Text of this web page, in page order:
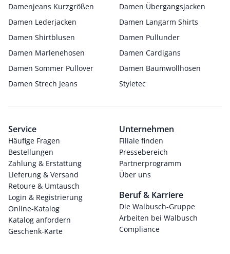
Damenjeans Kurzgrößen
Damen Übergangsjacken
Damen Lederjacken
Damen Langarm Shirts
Damen Shirtblusen
Damen Pullunder
Damen Marlenehosen
Damen Cardigans
Damen Sommer Pullover
Damen Baumwollhosen
Damen Strech Jeans
Styletec
Service
Häufige Fragen
Bestellungen
Zahlung & Erstattung
Lieferung & Versand
Retoure & Umtausch
Login & Registrierung
Online-Katalog
Katalog anfordern
Geschenk-Karte
Unternehmen
Filiale finden
Pressebereich
Partnerprogramm
Über uns
Beruf & Karriere
Die Walbusch-Gruppe
Arbeiten bei Walbusch
Compliance